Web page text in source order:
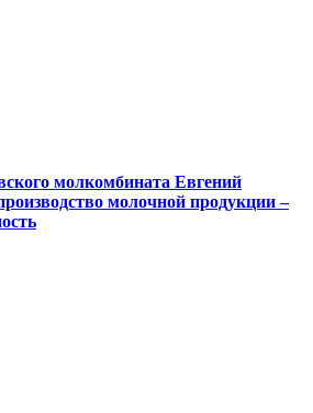
молкомбината Евгений
молочной продукции –